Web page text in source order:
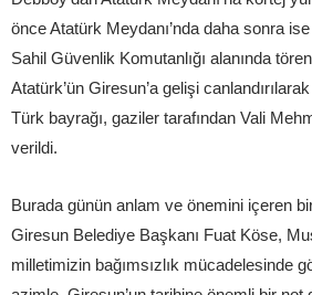
önce Atatürk Meydanı’nda daha sonra
Sahil Güvenlik Komutanlığı alanında
Atatürk’ün Giresun’a gelişi
Türk bayrağı, gaziler tarafından Vali
verildi.
Burada günün anlam ve önemini içeren
Giresun Belediye Başkanı Fuat Köse,
milletimizin bağımsızlık mücadelesinde